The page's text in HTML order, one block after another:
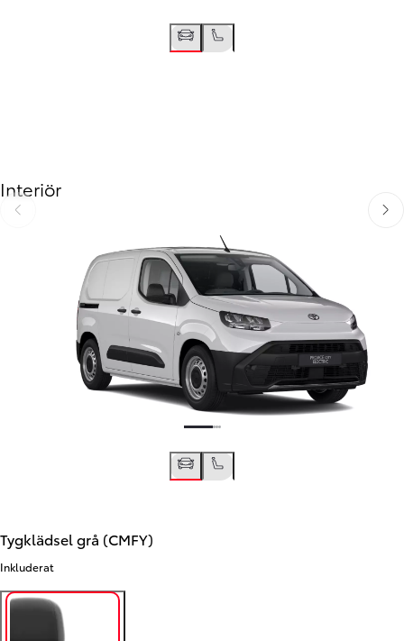
FöregåendeNästa
Interiör
Föregående
Tygklädsel grå (CMFY)
Inkluderat